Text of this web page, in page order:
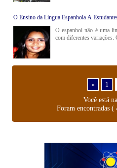
O Ensino da Língua Espanhola A
O espanhol não é uma
com diferentes variações.
« 1
Você está
Foram encontradas